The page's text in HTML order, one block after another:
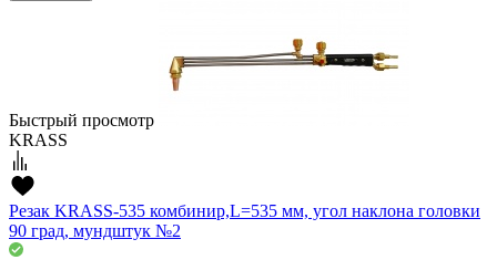
Быстрый просмотр
KRASS
Резак KRASS-535 комбинир,L=535 мм, угол наклона головки
90 град, мундштук №2